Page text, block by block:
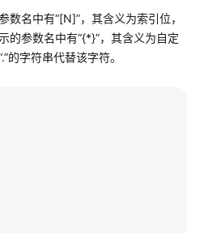
数名中有“[N]”，其含义为索引位，
的参数名中有“{*}”，其含义为自定
的字符串代替该字符。